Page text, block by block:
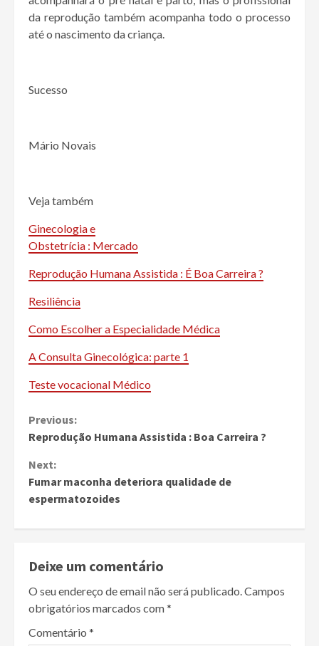
da reprodução também acompanha todo o processo
até o nascimento da criança.
Sucesso
Mário Novais
Veja também
Ginecologia e
Obstetrícia : Mercado
Reprodução Humana Assistida : É Boa Carreira ?
Resiliência
Como Escolher a Especialidade Médica
A Consulta Ginecológica: parte 1
Teste vocacional Médico
Continue
Reading
Previous:
Reprodução Humana Assistida : Boa Carreira ?
Next:
Fumar maconha deteriora qualidade de
espermatozoides
Deixe um comentário
O seu endereço de email não será publicado.Campos
obrigatórios marcados com*
Comentário *